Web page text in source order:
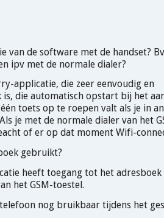
van de software met de handset?
ipv met de normale dialer?
applicatie, die zeer eenvoudig en
die automatisch opstart bij het
toets op te roepen valt als je in
je met de normale dialer van het
of er op dat moment Wifi-
gebruikt?
heeft toegang tot het
het GSM-toestel.
nog bruikbaar tijdens het